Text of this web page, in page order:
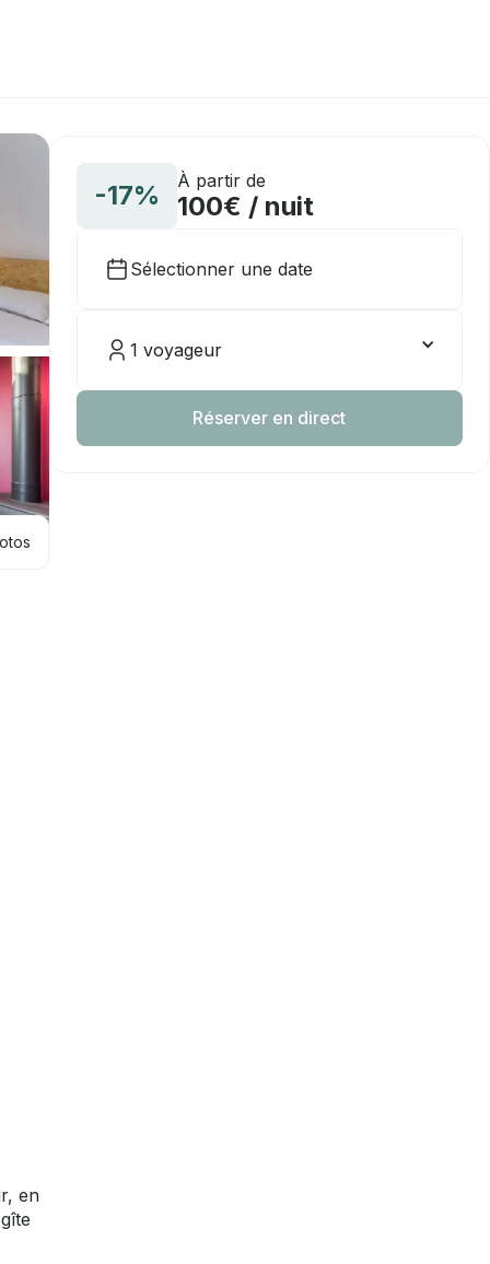
en
-17% À partir de
100€ / nuit
Sélectionner une date
1 voyageur
Réserver en direct